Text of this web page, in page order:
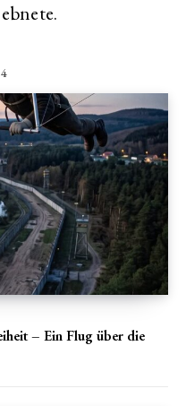
– Ein Flug über die